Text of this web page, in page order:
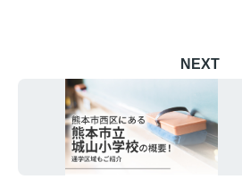
NEXT